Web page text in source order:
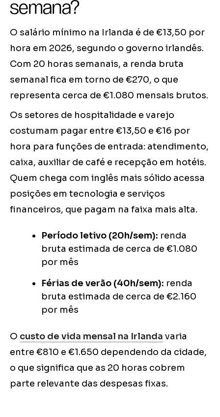
semana?
O salário mínimo na Irlanda é de €13,50 por
hora em 2026, segundo o governo irlandês.
Com 20 horas semanais, a renda bruta
semanal fica em torno de €270, o que
representa cerca de €1.080 mensais brutos.
Os setores de hospitalidade e varejo
costumam pagar entre €13,50 e €16 por
hora para funções de entrada: atendimento,
caixa, auxiliar de café e recepção em hotéis.
Quem chega com inglês mais sólido acessa
posições em tecnologia e serviços
financeiros, que pagam na faixa mais alta.
Período letivo (20h/sem): renda
bruta estimada de cerca de €1.080
por mês
Férias de verão (40h/sem): renda
bruta estimada de cerca de €2.160
por mês
O custo de vida mensal na Irlanda varia
entre €810 e €1.650 dependendo da cidade,
o que significa que as 20 horas cobrem
parte relevante das despesas fixas.